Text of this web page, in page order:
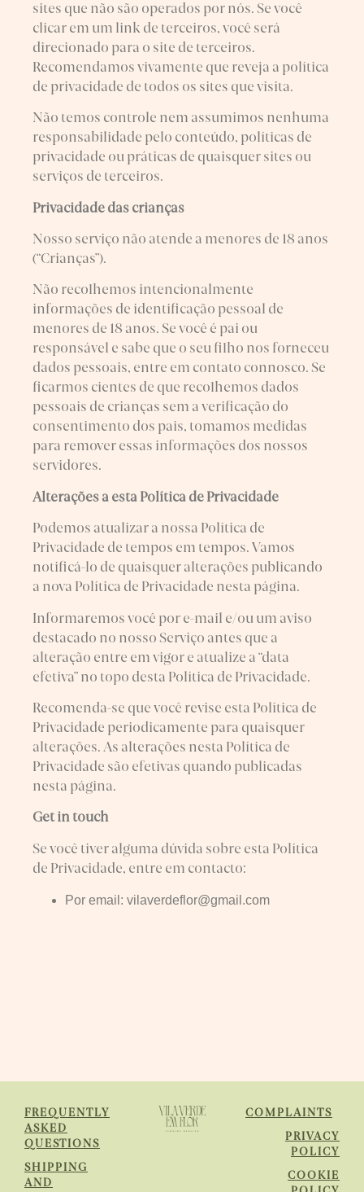
sites que não são operados por nós. Se você
clicar em um link de terceiros, você será
direcionado para o site de terceiros.
Recomendamos vivamente que reveja a política
de privacidade de todos os sites que visita.
Não temos controle nem assumimos nenhuma
responsabilidade pelo conteúdo, políticas de
privacidade ou práticas de quaisquer sites ou
serviços de terceiros.
Privacidade das crianças
Nosso serviço não atende a menores de 18 anos
(“Crianças”).
Não recolhemos intencionalmente
informações de identificação pessoal de
menores de 18 anos. Se você é pai ou
responsável e sabe que o seu filho nos forneceu
dados pessoais, entre em contato connosco. Se
ficarmos cientes de que recolhemos dados
pessoais de crianças sem a verificação do
consentimento dos pais, tomamos medidas
para remover essas informações dos nossos
servidores.
Alterações a esta Política de Privacidade
Podemos atualizar a nossa Política de
Privacidade de tempos em tempos. Vamos
notificá-lo de quaisquer alterações publicando
a nova Política de Privacidade nesta página.
Informaremos você por e-mail e/ou um aviso
destacado no nosso Serviço antes que a
alteração entre em vigor e atualize a “data
efetiva” no topo desta Política de Privacidade.
Recomenda-se que você revise esta Política de
Privacidade periodicamente para quaisquer
alterações. As alterações nesta Política de
Privacidade são efetivas quando publicadas
nesta página.
Get in touch
Se você tiver alguma dúvida sobre esta Política
de Privacidade, entre em contacto:
Por email: vilaverdeflor@gmail.com
FREQUENTLY
ASKED
QUESTIONS
SHIPPING
AND
COMPLAINTS
PRIVACY
POLICY
COOKIE